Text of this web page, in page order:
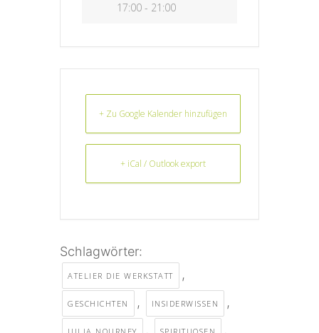
17:00 - 21:00
+ Zu Google Kalender hinzufügen
+ iCal / Outlook export
Schlagwörter:
ATELIER DIE WERKSTATT ,
GESCHICHTEN , INSIDERWISSEN ,
, ,